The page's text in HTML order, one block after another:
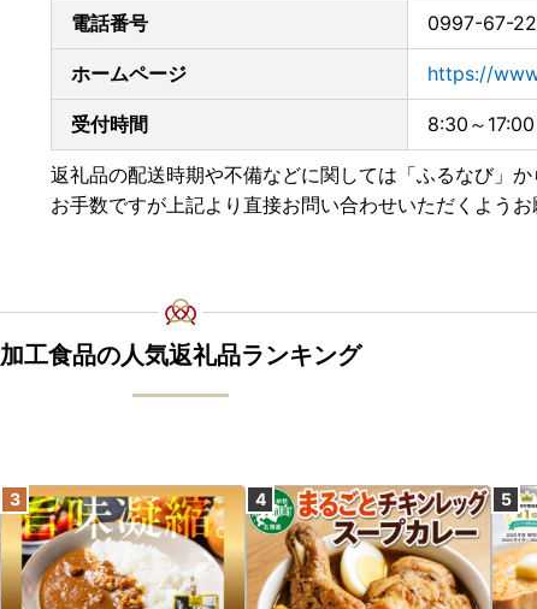
電話番号 0997-67-
ホームページ https://
受付時間 8:30～
返礼品の配送時期や不備などに関しては「ふるなび」か
お手数ですが上記より直接お問い合わせいただくようお
加工食品の人気返礼品ランキング